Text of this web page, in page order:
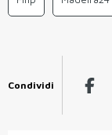
Condividi